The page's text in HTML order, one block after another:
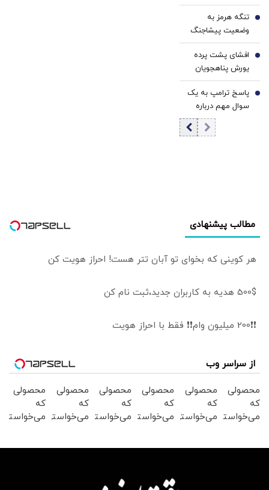
در تلاش برای
کاهش تنش
هاست
باشید/ بهترین
دریاچه‌های نزدیک
تهران
تنگه هرمز به
وضعیت پیشاجنگ
برخواهد گشت؟ |
روزنامه اینترنتی
دفتر رهبر شهید:
همۀ دنیا باید با
وضعیت پیش از
جنگِ تنگۀ هرمز
خداحافظی کنند
5
افشای پشت پرده
یورش پناهجویان
به اسپانیا/ چین:
این موج مهاجرت،
یک عملیات «جنگ
ترکیبی» بود/
تلاشی هدفمند برای
6
پاسخ ترامپ به یک
سوال مهم درباره
ونس و روبیو/
کدامیک در
7
مطالب پیشنهادی
هر کوینی که بخوای تو آبان تتر هست! احراز هویت کن
500$ هدیه به کاربران جدید،ثبت نام کن
❗❗200 میلیون وام❗❗ فقط با احراز هویت
از سراسر وب
محصولی
که
می‌خواستی
محصولی
که
می‌خواستی
محصولی
که
می‌خواستی
بخر !
محصولی
که
می‌خواستی
بخر !
محصولی
که
می‌خواستی
محصولی
که
می‌خواستی